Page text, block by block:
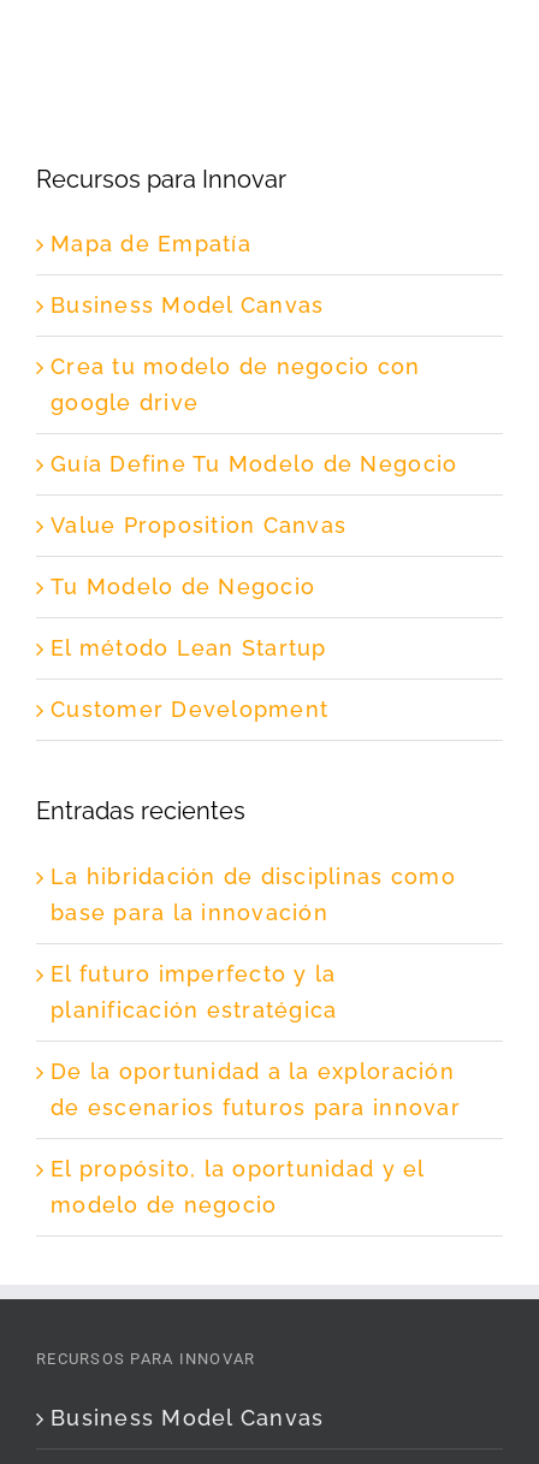
Recursos para Innovar
Mapa de Empatía
Business Model Canvas
Crea tu modelo de negocio con
google drive
Guía Define Tu Modelo de Negocio
Value Proposition Canvas
Tu Modelo de Negocio
El método Lean Startup
Customer Development
Entradas recientes
La hibridación de disciplinas como
base para la innovación
El futuro imperfecto y la
planificación estratégica
De la oportunidad a la exploración
de escenarios futuros para innovar
El propósito, la oportunidad y el
modelo de negocio
RECURSOS PARA INNOVAR
Business Model Canvas